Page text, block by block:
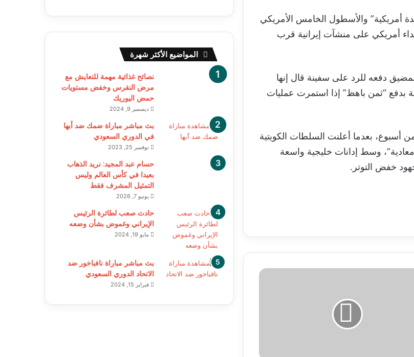
أمريكية” والأسطول الخامس الأمريكي
أمريكي على منشآت إيرانية قرب
دفعه للرد على سفينة قال إنها
بدفع “ثمن باهظ” إذا استمرت عمليات
أسبوع، بعدما أعلنت السلطات الكويتية
وسط إدانات خليجية واسعة
خفض التوتر.
المواضيع الأكثر شهرة
نصائح غذائية مهمة للتعايش مع
مرض النقرس وخفض مستويات
حمض اليوريك
ديسمبر 9, 2024
بث مباشر مباراة ضمك ضد أبها
في الدوري السعودي
نوفمبر 25, 2023
حسام عبد المجيد: نريد الذهاب
بعيدا في كأس العالم وليس
التمثيل المشرف فقط
يونيو 7, 2026
حادث صعب لطائرة الرئيس
الإيراني وغموض بشأن وضعه
مايو 19, 2024
بث مباشر مباراة نافباخور ضد
الاتحاد الدوري السعودي
فبراير 15, 2024